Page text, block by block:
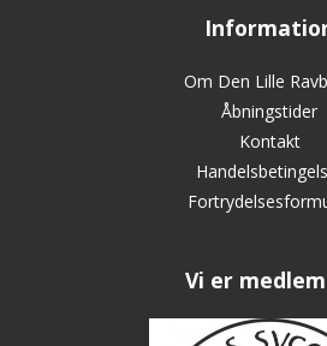
Om Den Lille
Åbningstider
Kontakt
Vi er